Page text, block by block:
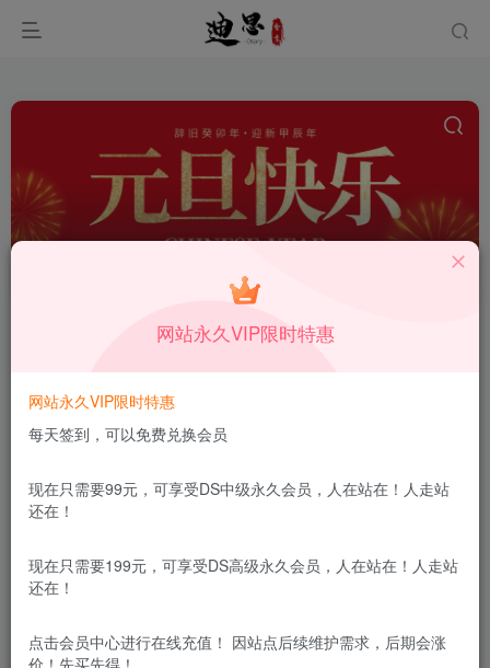
点赞 评论
抖音&电商
抖音&电商
抖音直播的视频教程（怎样在抖音上直
网站永久VIP限时特惠
网站永久VIP限时特惠
每天签到，可以免费兑换会员
现在只需要99元，可享受DS中级永久会员，人在站在！人走站
还在！
现在只需要199元，可享受DS高级永久会员，人在站在！人走站
还在！
点击会员中心进行在线充值！ 因站点后续维护需求，后期会涨
价！先买先得！